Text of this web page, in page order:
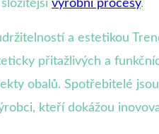
výrobní procesy.
a estetikou
přitažlivých a
obalů. Spotřebitelé
kteří dokážou